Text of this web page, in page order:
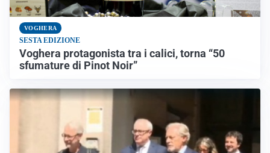
VOGHERA
SESTA EDIZIONE
Voghera protagonista tra i calici, torna “50
sfumature di Pinot Noir”